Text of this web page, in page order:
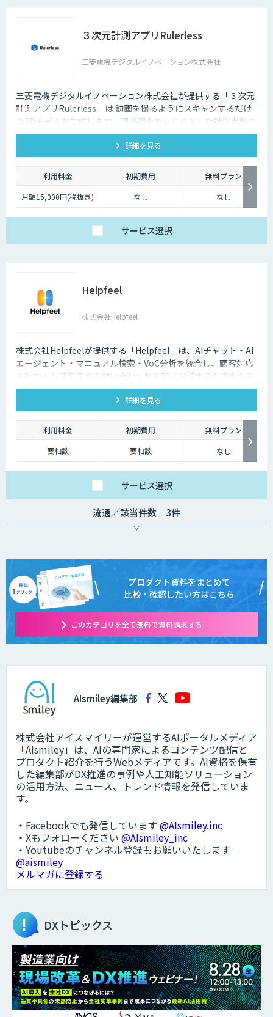
３次元計測アプリRulerless
三菱電機デジタルイノベーション株式会社
三菱電機デジタルイノベーション株式会社が提供する「３次元
計測アプリRulerless」は 動画を撮るようにスキャンするだけ
で3Dモデルを生成します。現地調査をはじめとした計測業務の
効率化だけでなく、離れた人とも現場そのままを共有しコミュ
ニケーションロス、人の移動コスト削減に貢献いたします。
詳細を見る
利用料金 初期費用
無料プラン
月額15,000円(税抜き)
なし なし
サービス選択
Helpfeel
株式会社Helpfeel
株式会社Helpfeelが提供する「Helpfeel」は、AIチャット・AI
エージェント・マニュアル検索・VoC分析を統合し、顧客対応
や社内ヘルプデスクの問い合わせを劇的に削減するAI検索シス
テムです。特許技術と手厚い伴走支援で、誰でも即座に答えを
詳細を見る
利用料金 初期費用
無料プラン
要相談
要相談 なし
サービス選択
流通／該当件数 3件
プロダクト資料をまとめて
比較・確認したい方はこちら
このカテゴリを全て無料で資料請求する
AIsmiley編集部
株式会社アイスマイリーが運営するAIポータルメディア
「AIsmiley」は、AIの専門家によるコンテンツ配信と
プロダクト紹介を行うWebメディアです。AI資格を保有
した編集部がDX推進の事例や人工知能ソリューション
の活用方法、ニュース、トレンド情報を発信していま
す。
・Facebookでも発信しています @AIsmiley.inc
・Xもフォローください @AIsmiley_inc
・Youtubeのチャンネル登録もお願いいたします
@aismiley
メルマガに登録する
DXトピックス